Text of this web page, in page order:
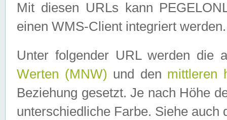
Mit diesen URLs kann
einen WMS-Client integriert werden.
Unter folgender URL werden die
Werten (MNW) und den mittleren
Beziehung gesetzt. Je nach Höhe
unterschiedliche Farbe. Siehe auch